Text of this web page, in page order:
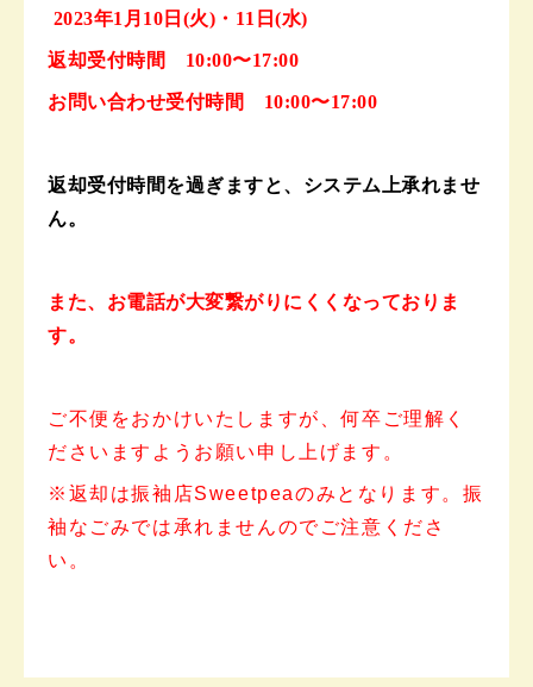
2023年1月10日(火)・11日(水)
返却受付時間 10:00〜17:00
お問い合わせ受付時間 10:00〜17:00
返却受付時間を過ぎますと、システム上承れませ
ん。
また、お電話が大変繋がりにくくなっておりま
す。
ご不便をおかけいたしますが、何卒ご理解く
ださいますようお願い申し上げます。
※返却は振袖店Sweetpeaのみとなります。振
袖なごみでは承れませんのでご注意くださ
い。